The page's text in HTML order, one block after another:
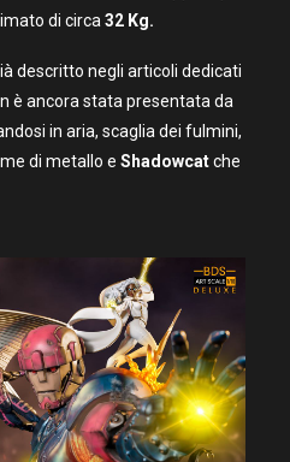
di circa32 Kg.
descritto negli articoli dedicati
è ancora stata presentata da
in aria, scaglia dei fulmini,
di metallo e Shadowcatche